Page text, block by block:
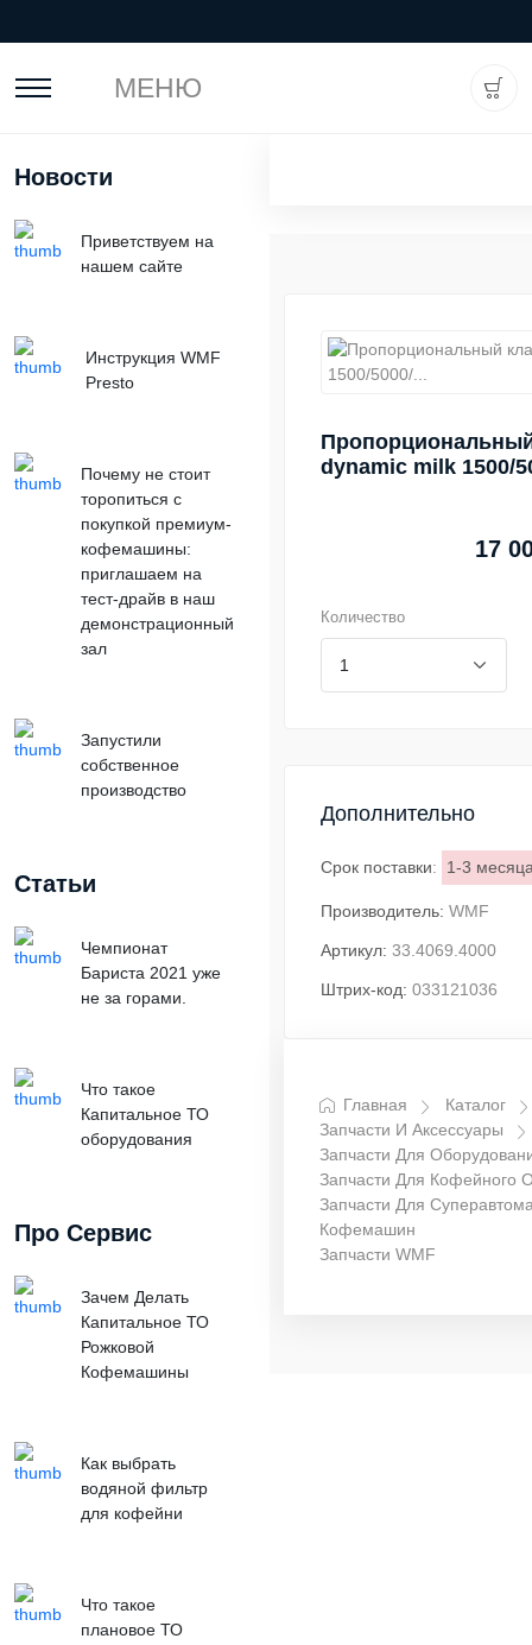
МЕНЮ
Новости
Приветствуем на
нашем сайте
Инструкция WMF
Presto
Почему не стоит
торопиться с
покупкой премиум-
кофемашины:
приглашаем на
тест-драйв в наш
демонстрационный
зал
Запустили
собственное
производство
Статьи
Чемпионат
Бариста 2021 уже
не за горами.
Что такое
Капитальное ТО
оборудования
Про Сервис
Зачем Делать
Капитальное ТО
Рожковой
Кофемашины
Как выбрать
водяной фильтр
для кофейни
Что такое
плановое ТО
dynamic milk 1500/
17
Количество
Дополнительно
Срок поставки: 1-3
Производитель: WMF
Артикул: 33.4069.4000
Штрих-код: 033121036
Главная
Каталог
Запчасти И Аксессуары
Запчасти Для
Запчасти Для Кофейного
Запчасти Для
Кофемашин
Запчасти WMF